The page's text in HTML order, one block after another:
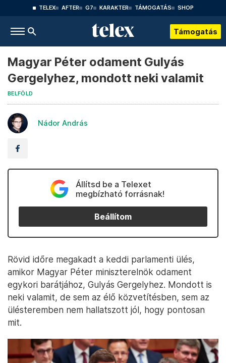
TELEX AFTER G7 KARAKTER TÁMOGATÁS SHOP
Támogatás
Magyar Péter odament Gulyás
Gergelyhez, mondott neki valamit
BELFÖLD
Nádor András
Állítsd be a Telexet
megbízható forrásnak!
Beállítom
Rövid időre megakadt a keddi parlamenti ülés,
amikor Magyar Péter miniszterelnök odament
egykori barátjához, Gulyás Gergelyhez. Mondott is
neki valamit, de sem az élő közvetítésben, sem az
ülésteremben nem hallatszott jól, hogy pontosan
mit.